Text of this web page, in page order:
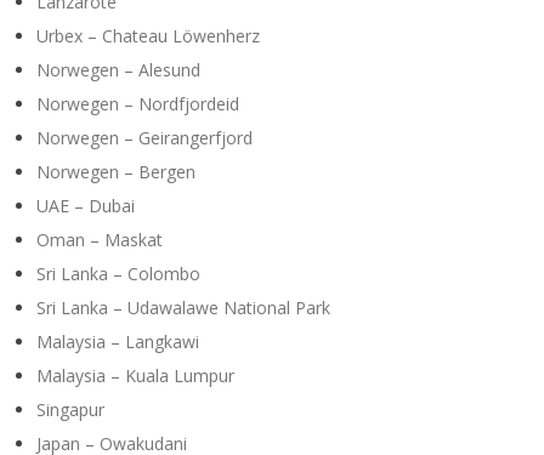
Urbex – Chateau Löwenherz
Norwegen – Alesund
Norwegen – Nordfjordeid
Norwegen – Geirangerfjord
Norwegen – Bergen
UAE – Dubai
Oman – Maskat
Sri Lanka – Colombo
Sri Lanka – Udawalawe National Park
Malaysia – Langkawi
Malaysia – Kuala Lumpur
Singapur
Japan – Owakudani